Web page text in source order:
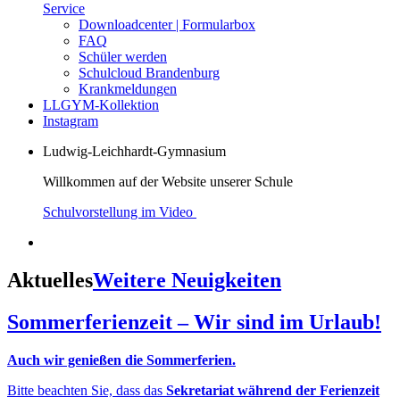
Service
Downloadcenter | Formularbox
FAQ
Schüler werden
Schulcloud Brandenburg
Krankmeldungen
LLGYM-Kollektion
Instagram
Ludwig-Leichhardt-Gymnasium
Willkommen auf der Website unserer Schule
Schulvorstellung im Video
AktuellesWeitere Neuigkeiten
Sommerferienzeit – Wir sind im Urlaub!
Auch wir genießen die Sommerferien.
Bitte beachten Sie, dass das Sekretariat während der Ferienzeit